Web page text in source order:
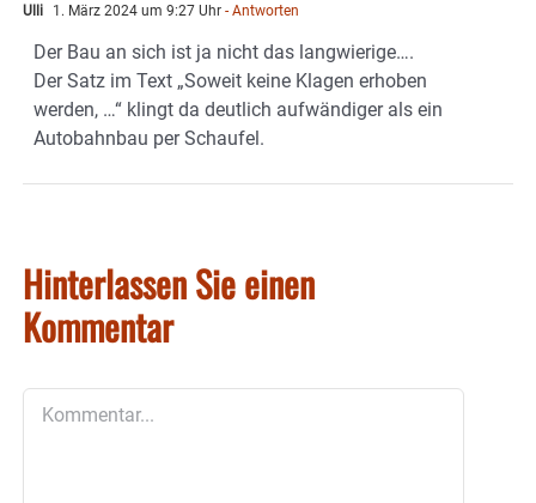
Ulli 1. März 2024 um 9:27 Uhr - Antworten
Der Bau an sich ist ja nicht das langwierige….
Der Satz im Text „Soweit keine Klagen erhoben
werden, …“ klingt da deutlich aufwändiger als ein
Autobahnbau per Schaufel.
Hinterlassen Sie einen
Kommentar